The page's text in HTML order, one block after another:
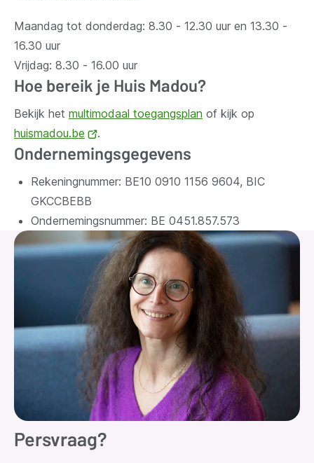
Maandag tot donderdag: 8.30 - 12.30 uur en 13.30 -
16.30 uur
Vrijdag: 8.30 - 16.00 uur
Hoe bereik je Huis Madou?
Bekijk het multimodaal toegangsplan of kijk op
huismadou.be
(opent
nieuw
.
Ondernemingsgegevens
Rekeningnummer: BE10 0910 1156 9604, BIC
GKCCBEBB
Ondernemingsnummer: BE 0451.857.573
Persvraag?